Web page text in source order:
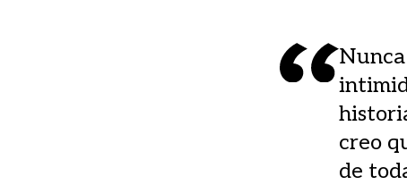
creo
de